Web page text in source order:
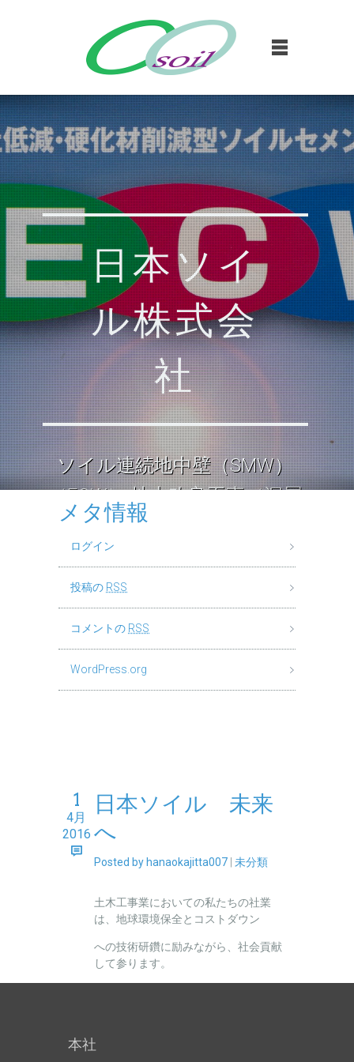
日本ソイ
ル株式会
社
ソイル連続地中壁（SMW）
（ECW） 地中改良工事（深層
混合処理工法） ロックソイル
メタ情報
ログイン
投稿の RSS
コメントの RSS
WordPress.org
1
4月
2016
日本ソイル 未来
へ
Posted by hanaokajitta007 未分類
土木工事業においての私たちの社業
は、地球環境保全とコストダウン
への技術研鑽に励みながら、社会貢献
して参ります。
本社